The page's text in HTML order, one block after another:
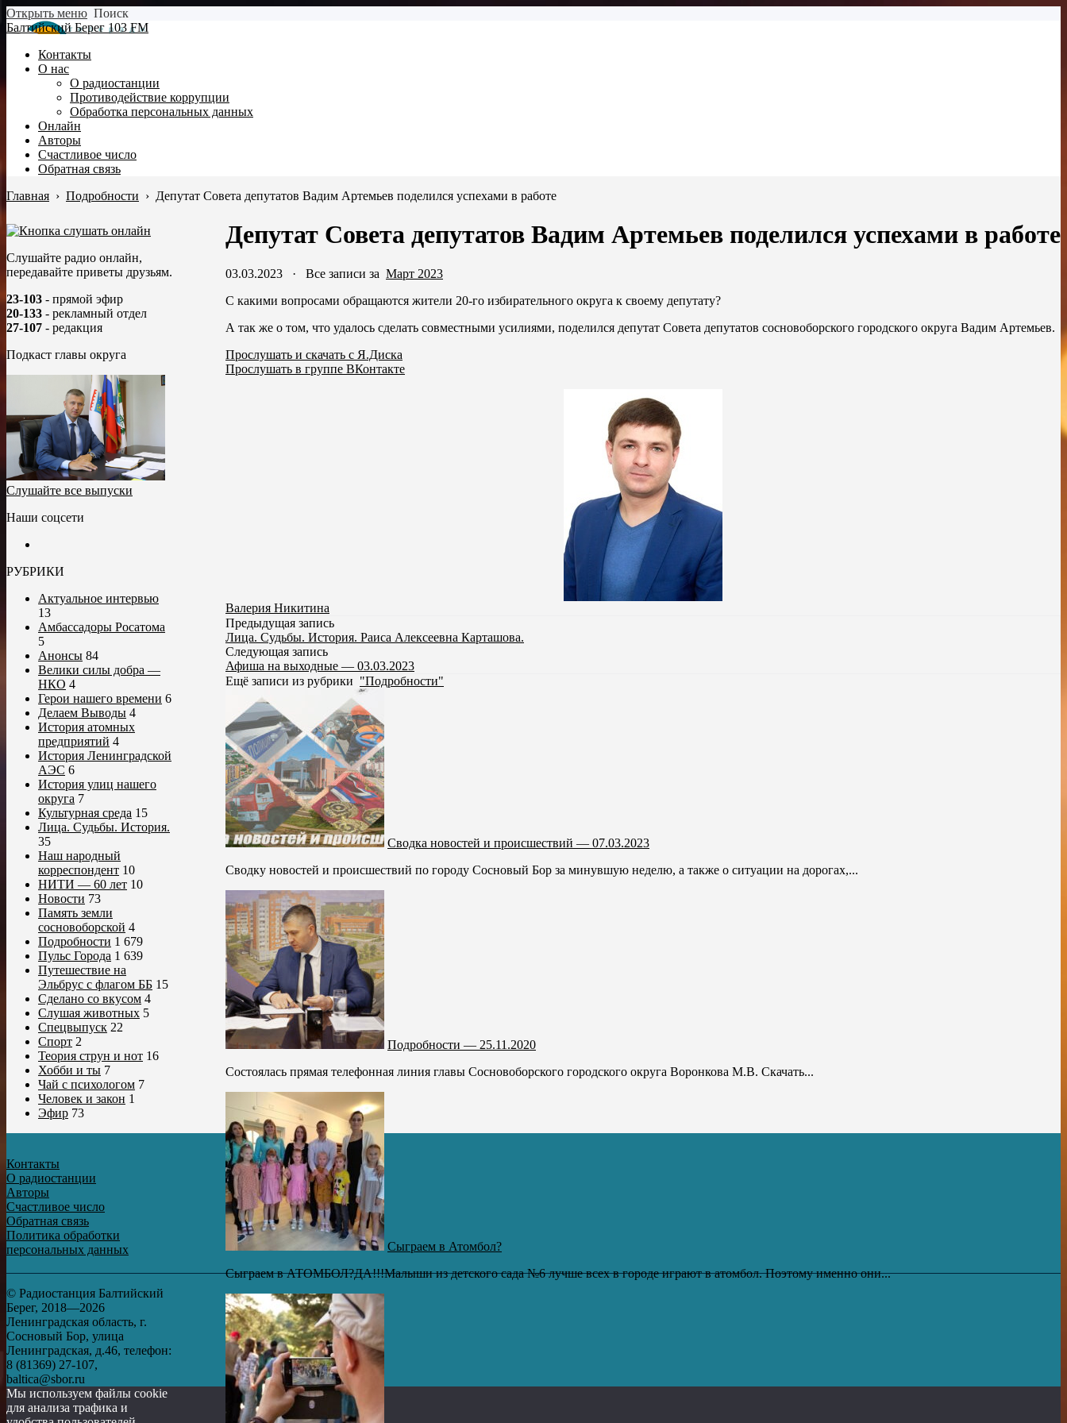
Открыть меню Поиск
Балтийский Берег 103 FM
Контакты
О нас
О радиостанции
Противодействие коррупции
Обработка персональных данных
Онлайн
Авторы
Счастливое число
Обратная связь
Главная › Подробности › Депутат Совета депутатов Вадим Артемьев поделился успехами в работе
Депутат Совета депутатов Вадим Артемьев поделился успехами в работе
03.03.2023 · Все записи за Март 2023
С какими вопросами обращаются жители 20-го избирательного округа к своему депутату?
А так же о том, что удалось сделать совместными усилиями, поделился депутат Совета депутатов сосновоборского городского округа Вадим Артемьев.
Прослушать и скачать с Я.Диска
Прослушать в группе ВКонтакте
Валерия Никитина
Предыдущая запись
Лица. Судьбы. История. Раиса Алексеевна Карташова.
Следующая запись
Афиша на выходные — 03.03.2023
Ещё записи из рубрики "Подробности"
Сводка новостей и происшествий — 07.03.2023
Сводку новостей и происшествий по городу Сосновый Бор за минувшую неделю, а также о ситуации на дорогах,...
Подробности — 25.11.2020
Состоялась прямая телефонная линия главы Сосновоборского городского округа Воронкова М.В. Скачать...
Сыграем в Атомбол?
Сыграем в АТОМБОЛ?ДА!!!Малыши из детского сада №6 лучше всех в городе играют в атомбол. Поэтому именно они...
Слушайте радио онлайн,
передавайте приветы друзьям.
23-103 - прямой эфир
20-133 - рекламный отдел
27-107 - редакция
Подкаст главы округа
Слушайте все выпуски
Наши соцсети
РУБРИКИ
Актуальное интервью
13
Амбассадоры Росатома
5
Анонсы 84
Велики силы добра —
НКО 4
Герои нашего времени 6
Делаем Выводы 4
История атомных
предприятий 4
История Ленинградской
АЭС 6
История улиц нашего
округа 7
Культурная среда 15
Лица. Судьбы. История.
35
Наш народный
корреспондент 10
НИТИ — 60 лет 10
Новости 73
Память земли
сосновоборской 4
Подробности 1 679
Пульс Города 1 639
Путешествие на
Эльбрус с флагом ББ 15
Сделано со вкусом 4
Слушая животных 5
Спецвыпуск 22
Спорт 2
Теория струн и нот 16
Хобби и ты 7
Чай с психологом 7
Человек и закон 1
Эфир 73
Контакты
О радиостанции
Авторы
Счастливое число
Обратная связь
Политика обработки
персональных данных
© Радиостанция Балтийский
Берег, 2018—2026
Ленинградская область, г.
Сосновый Бор, улица
Ленинградская, д.46, телефон:
8 (81369) 27-107,
baltica@sbor.ru
Мы используем файлы cookie
для анализа трафика и